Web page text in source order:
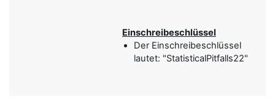
Einschreibeschlüssel
Der Einschreibeschlüssel
lautet: "StatisticalPitfalls22"